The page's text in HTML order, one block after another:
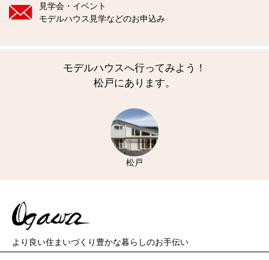
見学会・イベント
モデルハウス見学などのお申込み
モデルハウスへ行ってみよう！
松戸にあります。
松戸
より良い住まいづくり 豊かな暮らしのお手伝い